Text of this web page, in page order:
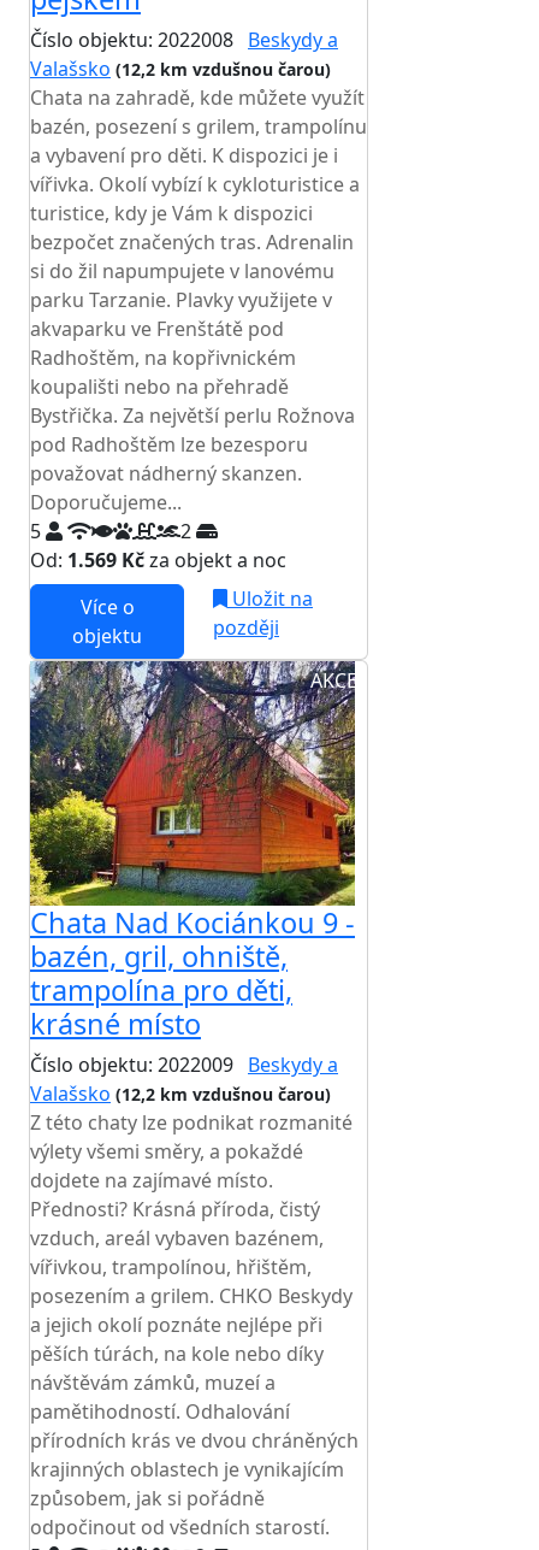
Číslo objektu: 2022008 Beskydy a
Valašsko (12,2 km vzdušnou čarou)
Chata na zahradě, kde můžete využít
bazén, posezení s grilem, trampolínu
a vybavení pro děti. K dispozici je i
vířivka. Okolí vybízí k cykloturistice a
turistice, kdy je Vám k dispozici
bezpočet značených tras. Adrenalin
si do žil napumpujete v lanovému
parku Tarzanie. Plavky využijete v
akvaparku ve Frenštátě pod
Radhoštěm, na kopřivnickém
koupališti nebo na přehradě
Bystřička. Za největší perlu Rožnova
pod Radhoštěm lze bezesporu
považovat nádherný skanzen.
Doporučujeme...
5
2
Od: 1.569 Kčza objekt a noc
Více o
objektu
Uložit na
později
AKCE
Chata Nad Kociánkou 9 -
bazén, gril, ohniště,
trampolína pro děti,
krásné místo
Číslo objektu: 2022009 Beskydy a
Valašsko (12,2 km vzdušnou čarou)
Z této chaty lze podnikat rozmanité
výlety všemi směry, a pokaždé
dojdete na zajímavé místo.
Přednosti? Krásná příroda, čistý
vzduch, areál vybaven bazénem,
vířivkou, trampolínou, hřištěm,
posezením a grilem. CHKO Beskydy
a jejich okolí poznáte nejlépe při
pěších túrách, na kole nebo díky
návštěvám zámků, muzeí a
pamětihodností. Odhalování
přírodních krás ve dvou chráněných
krajinných oblastech je vynikajícím
způsobem, jak si pořádně
odpočinout od všedních starostí.